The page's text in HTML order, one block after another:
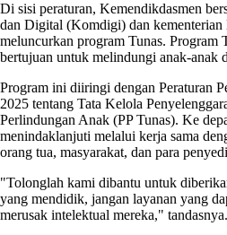
Di sisi peraturan, Kemendikdasmen
dan Digital (Komdigi) dan kementerian
meluncurkan program Tunas. Program
bertujuan untuk melindungi anak-anak
Program ini diiringi dengan Peraturan
2025 tentang Tata Kelola
Perlindungan Anak (PP Tunas). Ke
menindaklanjuti melalui kerja sama
orang tua, masyarakat, dan para
"Tolonglah kami dibantu untuk
yang mendidik, jangan layanan yang
merusak intelektual mereka," tandasnya.